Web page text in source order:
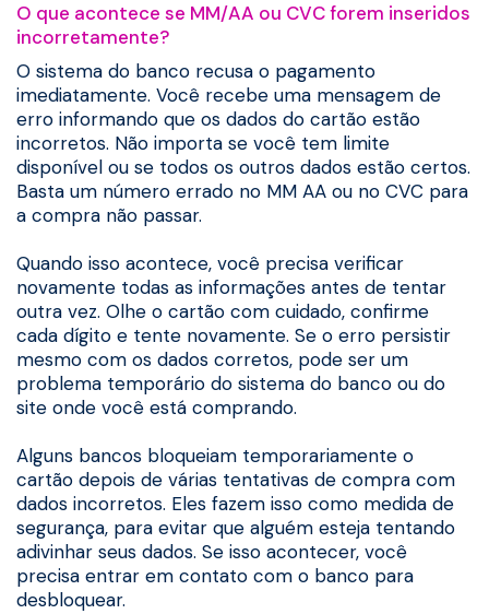
O que acontece se MM/AA ou CVC forem inseridos
incorretamente?
O sistema do banco recusa o pagamento
imediatamente. Você recebe uma mensagem de
erro informando que os dados do cartão estão
incorretos. Não importa se você tem limite
disponível ou se todos os outros dados estão certos.
Basta um número errado no MM AA ou no CVC para
a compra não passar.
Quando isso acontece, você precisa verificar
novamente todas as informações antes de tentar
outra vez. Olhe o cartão com cuidado, confirme
cada dígito e tente novamente. Se o erro persistir
mesmo com os dados corretos, pode ser um
problema temporário do sistema do banco ou do
site onde você está comprando.
Alguns bancos bloqueiam temporariamente o
cartão depois de várias tentativas de compra com
dados incorretos. Eles fazem isso como medida de
segurança, para evitar que alguém esteja tentando
adivinhar seus dados. Se isso acontecer, você
precisa entrar em contato com o banco para
desbloquear.